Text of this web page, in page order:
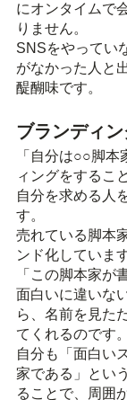
にオンタイムで
りません。
SNSをやってい
がなかった人と
醍醐味です。
ブランディ
「自分は○○脚
ィングをするこ
自分を求める人
す。
売れている脚本
ンド化しています
「この脚本家が
面白いに違いな
ら、名前を見た
てくれるのです。
自分も「面白い
家である」とい
ることで、周囲